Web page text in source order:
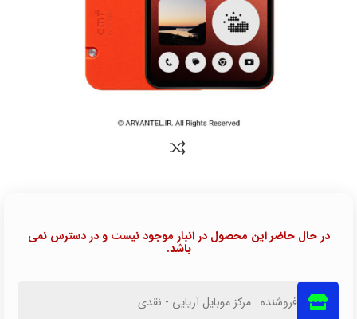
در حال حاضر این محصول در انبار موجود نیست و در دسترس نمی
باشد.
فروشنده : مرکز موبایل آریایی - نقدی